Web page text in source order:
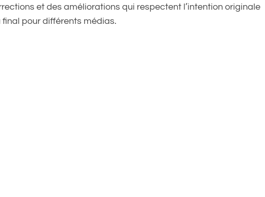
et des améliorations qui respectent l’intention originale
pour différents médias.